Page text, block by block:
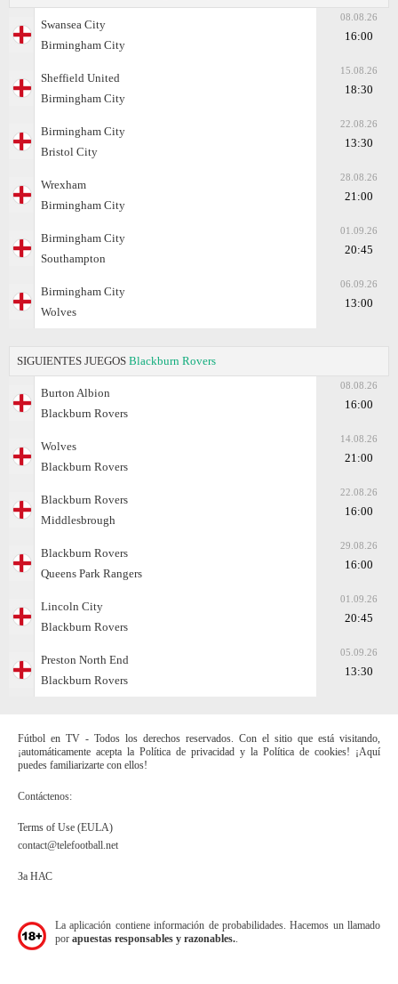
Swansea City
Birmingham City
08.08.26
16:00
Sheffield United
Birmingham City
15.08.26
18:30
Birmingham City
Bristol City
22.08.26
13:30
Wrexham
Birmingham City
28.08.26
21:00
Birmingham City
Southampton
01.09.26
20:45
Birmingham City
Wolves
06.09.26
13:00
SIGUIENTES JUEGOS Blackburn Rovers
Burton Albion
Blackburn Rovers
08.08.26
16:00
Wolves
Blackburn Rovers
14.08.26
21:00
Blackburn Rovers
Middlesbrough
22.08.26
16:00
Blackburn Rovers
Queens Park Rangers
29.08.26
16:00
Lincoln City
Blackburn Rovers
01.09.26
20:45
Preston North End
Blackburn Rovers
05.09.26
13:30
Fútbol en TV - Todos los derechos reservados. Con el sitio que está visitando,
¡automáticamente acepta la Política de privacidad y la Política de cookies! ¡Aquí
puedes familiarizarte con ellos!
Contáctenos:
Terms of Use (EULA)
contact@telefootball.net
За НАС
La aplicación contiene información de probabilidades. Hacemos un llamado
por apuestas responsables y razonables.